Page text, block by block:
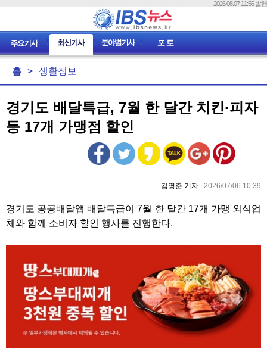
2026.08.07 11:56 발행
홈 > 생활정보
경기도 배달특급, 7월 한 달간 치킨·피자
등 17개 가맹점 할인
김영춘 기자 | 2026/07/06 10:39
경기도 공공배달앱 배달특급이 7월 한 달간 17개 가맹 외식업
체와 함께 소비자 할인 행사를 진행한다.